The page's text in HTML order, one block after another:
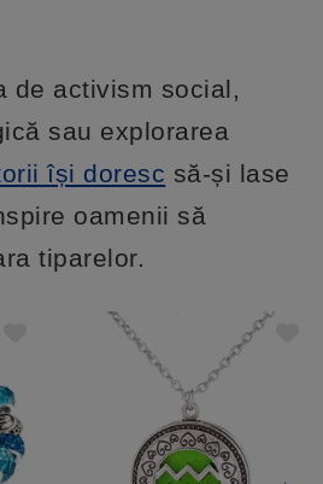
de activism social,
sau explorarea
își doresc să-și lase
oamenii să
tiparelor.